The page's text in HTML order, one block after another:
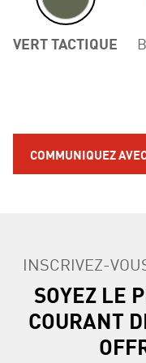
Previous
VERT TACTIQUE
COMMUNIQUEZ
INSCRIVEZ-
SOYEZ LE
COURANT